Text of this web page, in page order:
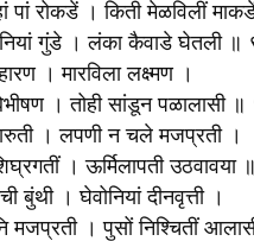
पां रोकडें । किती मेळविलीं
गुंडे । लंका कैवाडे घेतली ॥
। मारविला लक्ष्मण ।
। तोही सांडून पळालासी
। लपणी न चले मजप्रती ।
। ऊर्मिलापती उठवावया
बुंथी । घेवोनियां दीनवृत्ती ।
मजप्रती । पुसों निश्चितीं